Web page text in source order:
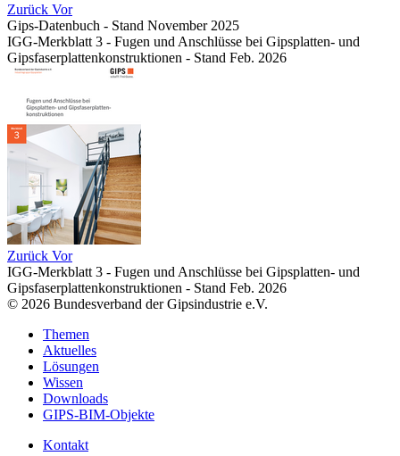
Zurück Vor
Gips-Datenbuch - Stand November 2025
IGG-Merkblatt 3 - Fugen und Anschlüsse bei Gipsplatten- und
Gipsfaserplattenkonstruktionen - Stand Feb. 2026
Zurück Vor
IGG-Merkblatt 3 - Fugen und Anschlüsse bei Gipsplatten- und
Gipsfaserplattenkonstruktionen - Stand Feb. 2026
© 2026 Bundesverband der Gipsindustrie e.V.
Themen
Aktuelles
Lösungen
Wissen
Downloads
GIPS-BIM-Objekte
Kontakt